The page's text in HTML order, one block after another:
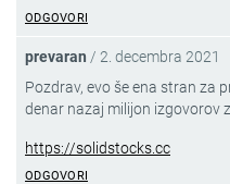
ODGOVORI
prevaran / 2. decembra 2021
Pozdrav, evo še ena stran za
denar nazaj milijon izgovorov
https://solidstocks.cc
ODGOVORI